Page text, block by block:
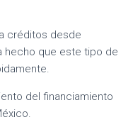
créditos desde
hecho que este tipo de
del financiamiento